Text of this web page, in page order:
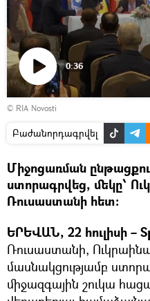
Դիտել
տեսանյութը
0:36
© RIA Novosti
Բաժանորդագրվել
Միջոցառման
ստորագրվեց, մեկը՝
Ռուսաստանի հետ։
ԵՐԵՎԱՆ, 22 հուլիսի –
Ռուսաստանի,
մասնակցությամբ
միջազգային շուկա